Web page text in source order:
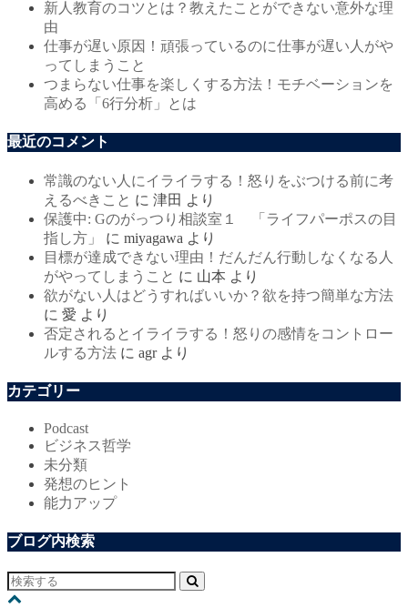
新人教育のコツとは？教えたことができない意外な理
由
仕事が遅い原因！頑張っているのに仕事が遅い人がや
ってしまうこと
つまらない仕事を楽しくする方法！モチベーションを
高める「6行分析」とは
最近のコメント
常識のない人にイライラする！怒りをぶつける前に考
えるべきこと に 津田 より
保護中: Gのがっつり相談室１ 「ライフパーポスの目
指し方」
に miyagawa より
目標が達成できない理由！だんだん行動しなくなる人
がやってしまうこと に 山本 より
欲がない人はどうすればいいか？欲を持つ簡単な方法
に 愛 より
否定されるとイライラする！怒りの感情をコントロー
ルする方法 に agrより
カテゴリー
Podcast
ビジネス哲学
未分類
発想のヒント
能力アップ
ブログ内検索